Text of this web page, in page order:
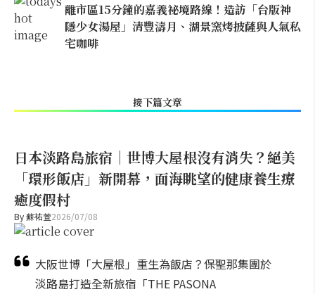
離市區15分鐘的嘉義祕境路線！造訪「台版神
隱少女湯屋」清豐濤月、湖景窯烤披薩與人氣私
宅咖啡
接下篇文章
日本淡路島旅宿｜世博大屋根沒有消失？絕美
「環形飯店」新開幕，面海眺望的健康養生療
癒度假村
By蘇祐萱2026/07/08
大阪世博「大屋根」重生為飯店？保聖那集團於
淡路島打造全新旅宿「THE PASONA